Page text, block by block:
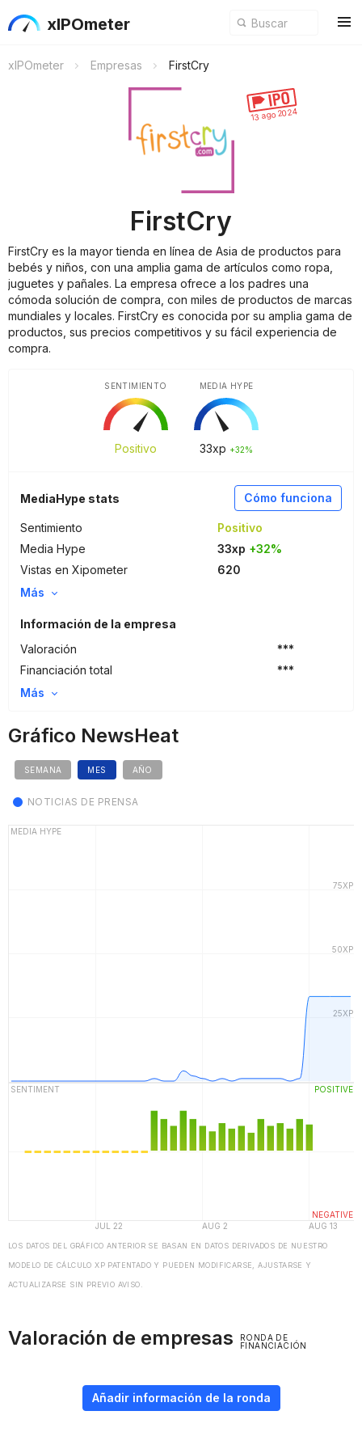
xIPOmeter
xIPOmeter Empresas FirstCry
13 ago 2024
FirstCry
FirstCry es la mayor tienda en línea de Asia de productos para
bebés y niños, con una amplia gama de artículos como ropa,
juguetes y pañales. La empresa ofrece a los padres una
cómoda solución de compra, con miles de productos de marcas
mundiales y locales. FirstCry es conocida por su amplia gama de
productos, sus precios competitivos y su fácil experiencia de
compra.
Positivo
SENTIMIENTO
33xp +32%
MEDIA HYPE
Cómo funciona
MediaHype stats
Sentimiento
Positivo
Media Hype
33xp +32%
Vistas en Xipometer
620
Más
Información de la empresa
Valoración
***
Financiación total
***
Más
Gráfico NewsHeat
SEMANA MES AÑO
NOTICIAS DE PRENSA
LOS DATOS DEL GRÁFICO ANTERIOR SE BASAN EN DATOS DERIVADOS DE NUESTRO
MODELO DE CÁLCULO XP PATENTADO Y PUEDEN MODIFICARSE, AJUSTARSE Y
ACTUALIZARSE SIN PREVIO AVISO.
Valoración de empresas
RONDA DE
FINANCIACIÓN
Añadir información de la ronda